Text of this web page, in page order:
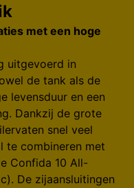
met een hoge
uitgevoerd in
de tank als de
levensduur en een
Dankzij de grote
snel veel
te combineren met
Confida 10 All-
De zijaansluitingen